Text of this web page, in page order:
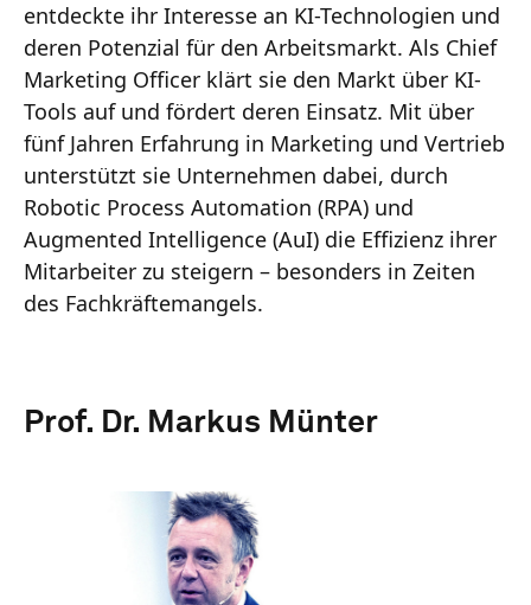
entdeckte ihr Interesse an KI-Technologien und
deren Potenzial für den Arbeitsmarkt. Als Chief
Marketing Officer klärt sie den Markt über KI-
Tools auf und fördert deren Einsatz. Mit über
fünf Jahren Erfahrung in Marketing und Vertrieb
unterstützt sie Unternehmen dabei, durch
Robotic Process Automation (RPA) und
Augmented Intelligence (AuI) die Effizienz ihrer
Mitarbeiter zu steigern – besonders in Zeiten
des Fachkräftemangels.
Prof. Dr. Markus Münter